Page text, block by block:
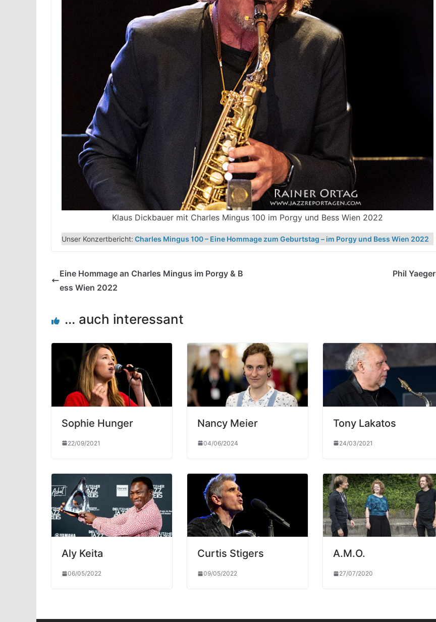
Klaus Dickbauer mit Charles Mingus 100 im Porgy und Bess Wien 2022
Unser Konzertbericht: Charles Mingus 100 – Eine Hommage zum Geburtstag – im Porgy und Bess Wien 2022
Eine Hommage an Charles Mingus im Porgy & B
ess Wien 2022
Phil Yaeger
... auch interessant
Sophie Hunger
22/09/2021
Nancy Meier
04/06/2024
Tony Lakatos
24/03/2021
Aly Keita
06/05/2022
Curtis Stigers
09/05/2022
A.M.O.
27/07/2020